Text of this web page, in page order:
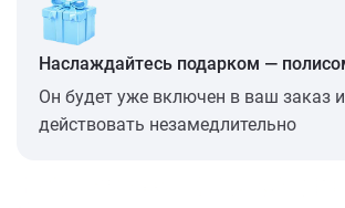
Наслаждайтесь подарком —
Он будет уже включен в ваш заказ
действовать незамедлительно